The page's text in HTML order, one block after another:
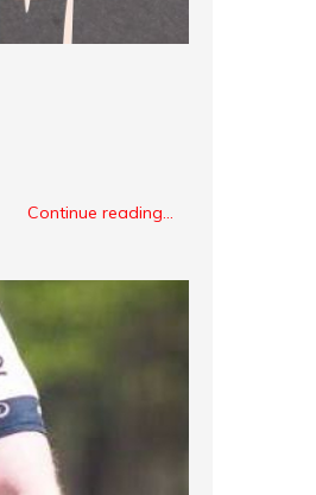
Continue reading...